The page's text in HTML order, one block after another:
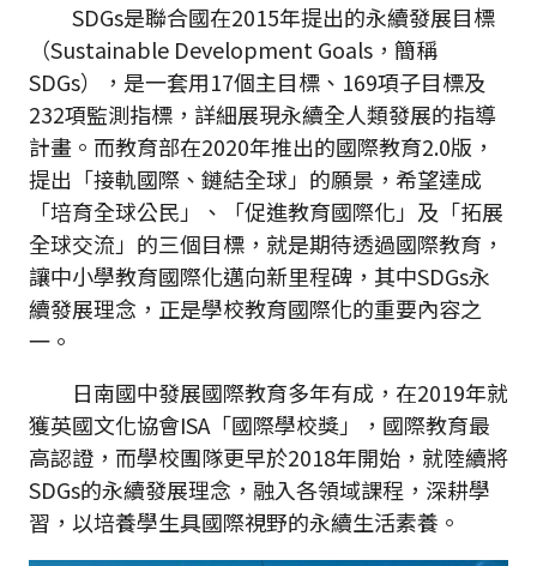
SDGs是聯合國在2015年提出的永續發展目標
（Sustainable Development Goals，簡稱
SDGs），是一套用17個主目標、169項子目標及
232項監測指標，詳細展現永續全人類發展的指導
計畫。而教育部在2020年推出的國際教育2.0版，
提出「接軌國際、鏈結全球」的願景，希望達成
「培育全球公民」、「促進教育國際化」及「拓展
全球交流」的三個目標，就是期待透過國際教育，
讓中小學教育國際化邁向新里程碑，其中SDGs永
續發展理念，正是學校教育國際化的重要內容之
一。
日南國中發展國際教育多年有成，在2019年就
獲英國文化協會ISA「國際學校獎」，國際教育最
高認證，而學校團隊更早於2018年開始，就陸續將
SDGs的永續發展理念，融入各領域課程，深耕學
習，以培養學生具國際視野的永續生活素養。